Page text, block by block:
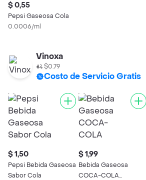
$ 0,55
Pepsi Gaseosa Cola
0.0006/ml
Vinoxa
$0.79
Costo de Servicio Gratis
$ 1,50
Pepsi Bebida Gaseosa
Sabor Cola
$ 1,99
Bebida Gaseosa
COCA-COLA